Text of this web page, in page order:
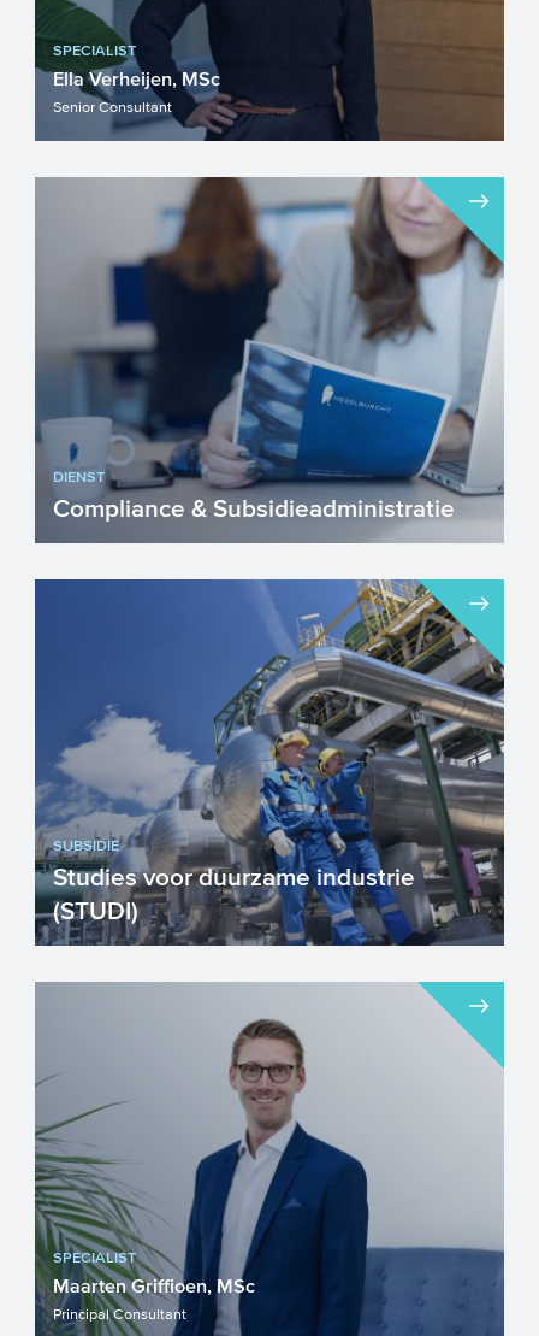
SPECIALIST
Ella Verheijen, MSc
Senior Consultant
DIENST
Compliance & Subsidieadministratie
SUBSIDIE
Studies voor duurzame industrie
(STUDI)
duurzame industrie (STUDI) ondersteunt
bedrijven bij het uitvoeren ...
SPECIALIST
Maarten Griffioen, MSc
Principal Consultant